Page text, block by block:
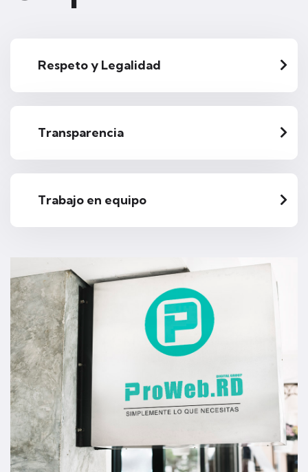
Respeto y Legalidad
Transparencia
Trabajo en equipo